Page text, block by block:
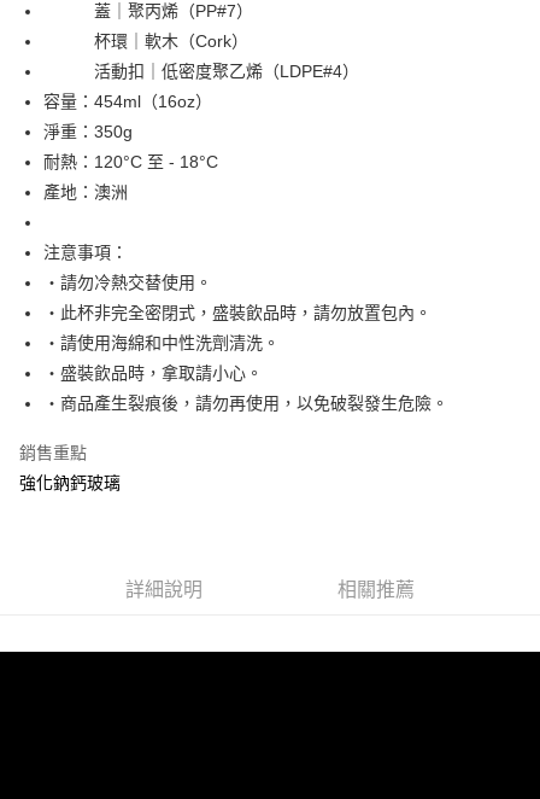
全盈+PAY
AFTEE先享後付
相關說明
【關於「AFTEE先享後付」】
AFTEE先享後付是「在收到商品之後才付款」的支付方式。 讓您購物簡單
便利好安心！
１．簡單：不需註冊會員、不需綁卡、不需儲值。
３．安心：先確認商品／服務後，再付款。
【「AFTEE先享後付」結帳流程】
１．於結帳方式選擇「AFTEE先享後付」後，將跳轉至「AFTEE先享後付」
結帳頁面，進行簡訊認證並確認金額後，即可完成結帳。
２．訂單成立數日內，您將收到繳費通知簡訊。
ATM／網路銀行／等多元方式進行付款，方視為交易完成。
※ 請注意：結帳手續完成當下不需立刻繳費，但若您需要取消訂單，請聯絡
後付繳納相關費用。
是否繳費成功／繳費後需取消欲退款等相關疑問，請聯繫「AFTEE先享後付
１．透過由恩沛科技股份有限公司提供之「AFTEE先享後付」服務完成之交
易，需依本服務之必要範圍內提供個人資料，並將交易相關給付款項請求債
ATM付款
運送方式
付款後全家取貨 (運費70$)
每筆NT$70，滿NT$490(含以上)免運費
萊爾富取貨付款 (運費70$)
每筆NT$70，滿NT$490(含以上)免運費
每筆NT$70，滿NT$490(含以上)免運費
蓋｜聚丙烯（PP#7）
杯環｜軟木（Cork）
活動扣｜低密度聚乙烯（LDPE#4）
容量：454ml（16oz）
淨重：350g
耐熱：120°C 至 - 18°C
產地：澳洲
注意事項：
‧請勿冷熱交替使用。
‧此杯非完全密閉式，盛裝飲品時，請勿放置包內。
‧請使用海綿和中性洗劑清洗。
‧盛裝飲品時，拿取請小心。
‧商品產生裂痕後，請勿再使用，以免破裂發生危險。
銷售重點
強化鈉鈣玻璃
詳細說明 相關推薦